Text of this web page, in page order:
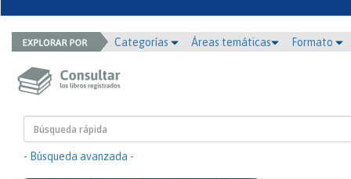
Categorías Áreas temáticas Formato
- Búsqueda avanzada -